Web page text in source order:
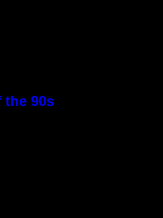
the 90s